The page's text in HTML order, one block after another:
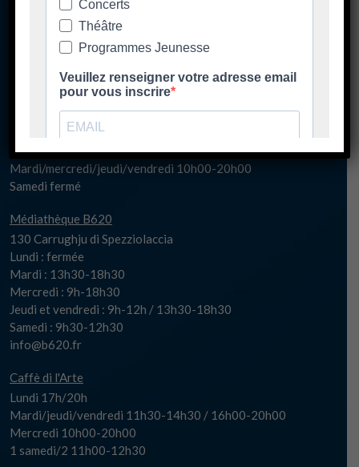
20620 Biguglia
Lundi matin fermé
Lundi 17h-20h30
Mercredi 10h00-20h30
Samedi fermé
spaziu@biguglia.corsica
Mardi/mercredi/jeudi/vendredi 10h00-20h00
Samedi fermé
Médiathèque B620
130 Carrughju di Spezziolaccia
Lundi : fermée
Mardi : 13h30-18h30
Mercredi : 9h-18h30
Jeudi et vendredi : 9h-12h / 13h30-18h30
Samedi : 9h30-12h30
info@b620.fr
Caffè di l'Arte
Lundi 17h/20h
Mardi/jeudi/vendredi 11h30-14h30 / 16h00-20h00
Mercredi 10h00-20h00
1 samedi/2 11h00-12h30